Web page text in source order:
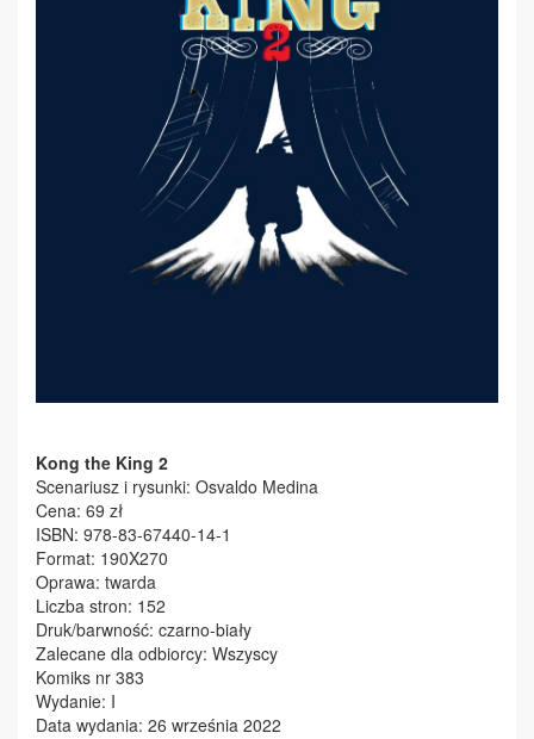
Kong the King 2
Scenariusz i rysunki: Osvaldo Medina
Cena: 69 zł
ISBN: 978-83-67440-14-1
Format: 190X270
Oprawa: twarda
Liczba stron: 152
Druk/barwność: czarno-biały
Zalecane dla odbiorcy: Wszyscy
Komiks nr 383
Wydanie: I
Data wydania: 26 września 2022